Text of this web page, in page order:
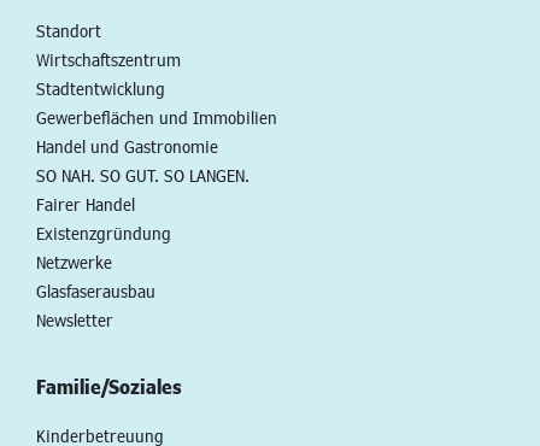
Standort
Wirtschaftszentrum
Stadtentwicklung
Gewerbeflächen und Immobilien
Handel und Gastronomie
SO NAH. SO GUT. SO LANGEN.
Fairer Handel
Existenzgründung
Netzwerke
Glasfaserausbau
Newsletter
Familie/Soziales
Kinderbetreuung